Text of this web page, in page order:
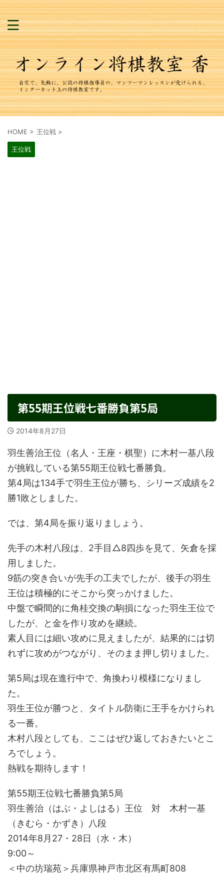
HOME > 王位戦 >
王位戦
第55期王位戦七番勝負第5局
2014年8月27日
羽生善治王位（名人・王座・棋聖）に木村一基八段
が挑戦している第55期王位戦七番勝負。
第4局は134手で羽生王位が勝ち、シリーズ成績を2
勝1敗としました。
では、第4局を振り返りましょう。
先手の木村八段は、2手目△8四歩を見て、矢倉を採
用しました。
9筋の突き合いが先手の工夫でしたが、後手の羽生
王位は積極的にそこから突っかけました。
中盤で瞬間的に角桂交換の駒損になった羽生王位で
したが、と金を作り攻めを継続。
素人目には細い攻めに見えましたが、結果的には切
れずに攻めがつながり、そのまま押し切りました。
第5局は現在進行中で、角換わり模様になりまし
た。
羽生王位が勝つと、タイトル防衛に王手をかけられ
る一番。
木村八段としても、ここはぜひ返しておきたいとこ
ろでしょう。
熱戦を期待します！
第55期王位戦七番勝負第5局
羽生善治（はぶ・よしはる）王位 対 木村一基
（きむら・かずき）八段
2014年8月27・28日（水・木）
9:00～
＜中の坊瑞苑＞兵庫県神戸市北区有馬町808